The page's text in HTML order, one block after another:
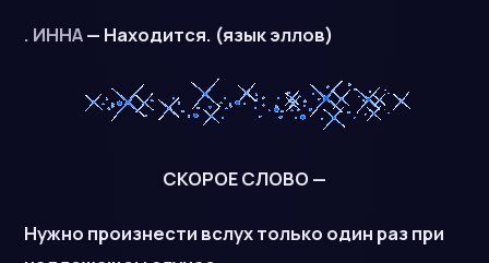
. ИННА— Находится. (язык эллов)
СКОРОЕ СЛОВО —
Нужно произнести вслух только один раз при